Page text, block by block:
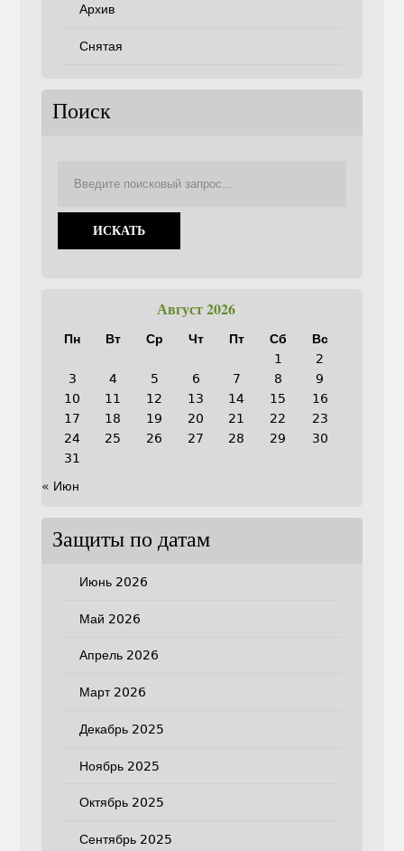
Архив
Снятая
Поиск
Август 2026
Пн Вт Ср Чт Пт Сб
Вс
1
2
3
4 5 6 7 8
9
10
11 12 13 14 15
16
17
18 19 20 21 22
23
24
25 26 27 28 29
30
31
« Июн
Защиты по датам
Июнь 2026
Май 2026
Апрель 2026
Март 2026
Декабрь 2025
Ноябрь 2025
Октябрь 2025
Сентябрь 2025